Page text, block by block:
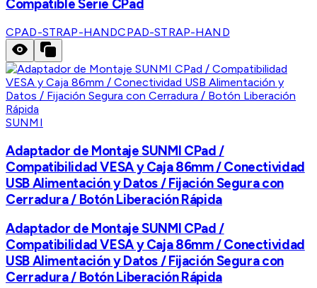
Compatible Serie CPad
CPAD-STRAP-HANDCPAD-STRAP-HAND
SUNMI
Adaptador de Montaje SUNMI CPad /
Compatibilidad VESA y Caja 86mm / Conectividad
USB Alimentación y Datos / Fijación Segura con
Cerradura / Botón Liberación Rápida
Adaptador de Montaje SUNMI CPad /
Compatibilidad VESA y Caja 86mm / Conectividad
USB Alimentación y Datos / Fijación Segura con
Cerradura / Botón Liberación Rápida